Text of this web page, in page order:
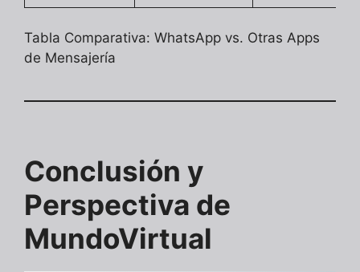
Tabla Comparativa: WhatsApp vs. Otras Apps
de Mensajería
Conclusión y
Perspectiva de
MundoVirtual